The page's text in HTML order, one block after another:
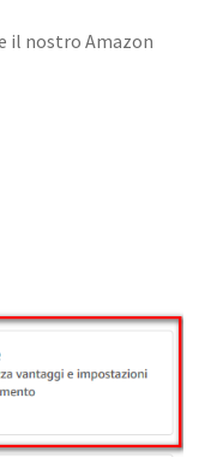
il nostro Amazon